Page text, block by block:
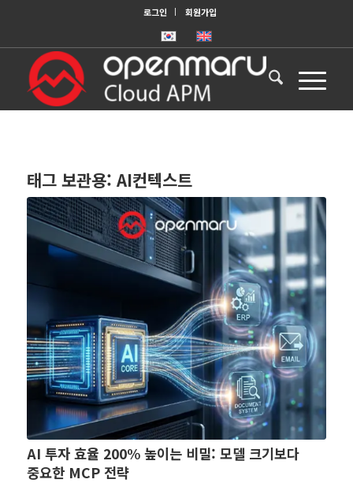
로그인 회원가입
태그 보관용: AI컨텍스트
AI 투자 효율 200% 높이는 비밀: 모델 크기보다
중요한 MCP 전략